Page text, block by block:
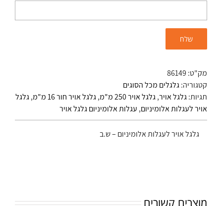
מק"ט: 86149
קטגוריה:גלגלים מכל הסוגים
תגיות:גלגל אויר,גלגל אויר 250 מ"מ ,גלגל אויר חור 16 מ"מ ,גלגל
אויר לעגלות אלומיניום, עגלות אלומיניום גלגל אויר
גלגל אויר לעגלות אלומיניום – ש.ב
מוצרים קשורים